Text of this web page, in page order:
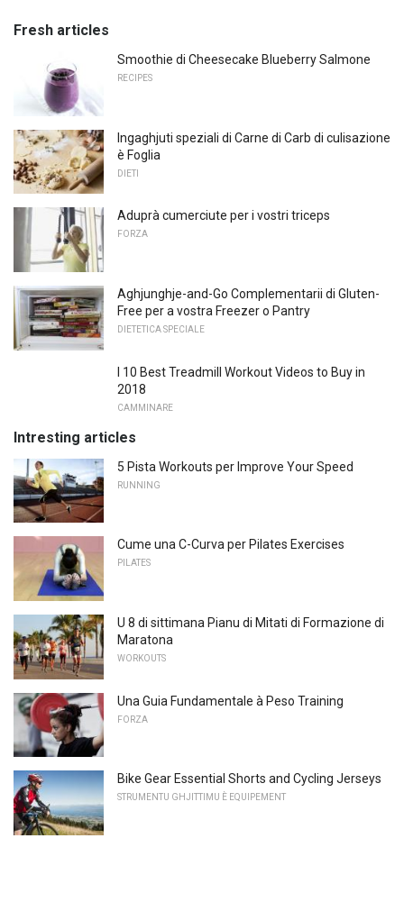
Fresh articles
Smoothie di Cheesecake Blueberry Salmone
RECIPES
Ingaghjuti speziali di Carne di Carb di culisazione
è Foglia
DIETI
Aduprà cumerciute per i vostri triceps
FORZA
Aghjunghje-and-Go Complementarii di Gluten-
Free per a vostra Freezer o Pantry
DIETETICA SPECIALE
I 10 Best Treadmill Workout Videos to Buy in
2018
CAMMINARE
Intresting articles
5 Pista Workouts per Improve Your Speed
RUNNING
Cume una C-Curva per Pilates Exercises
PILATES
U 8 di sittimana Pianu di Mitati di Formazione di
Maratona
WORKOUTS
Una Guia Fundamentale à Peso Training
FORZA
Bike Gear Essential Shorts and Cycling Jerseys
STRUMENTU GHJITTIMU È EQUIPEMENT